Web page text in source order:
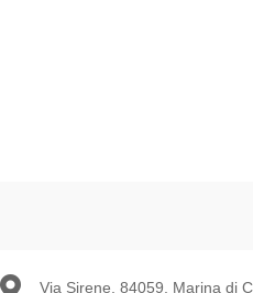
Via Sirene, 84059, Marina di